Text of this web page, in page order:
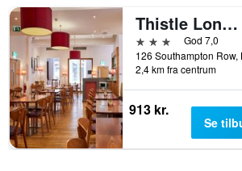
y-
akse,
der
viser
den
gennemsnitlige
pris
for
et
værelse
Thistle London Bloomsbury Park
3 stjernerGod 7,0
2,4 km fra centrum
913 kr.
Se